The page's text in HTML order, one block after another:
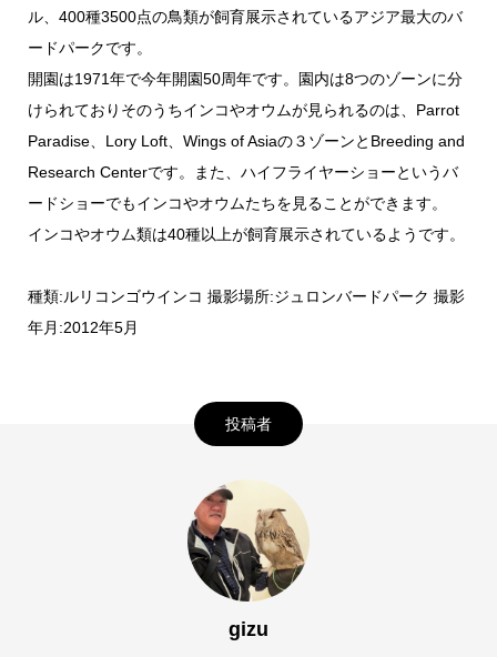
ル、400種3500点の鳥類が飼育展示されているアジア最大のバ
ードパークです。
開園は1971年で今年開園50周年です。園内は8つのゾーンに分
けられておりそのうちインコやオウムが見られるのは、Parrot
Paradise、Lory Loft、Wings of Asiaの３ゾーンとBreeding and
Research Centerです。また、ハイフライヤーショーというバ
ードショーでもインコやオウムたちを見ることができます。
インコやオウム類は40種以上が飼育展示されているようです。
種類:ルリコンゴウインコ 撮影場所:ジュロンバードパーク 撮影
年月:2012年5月
投稿者
gizu